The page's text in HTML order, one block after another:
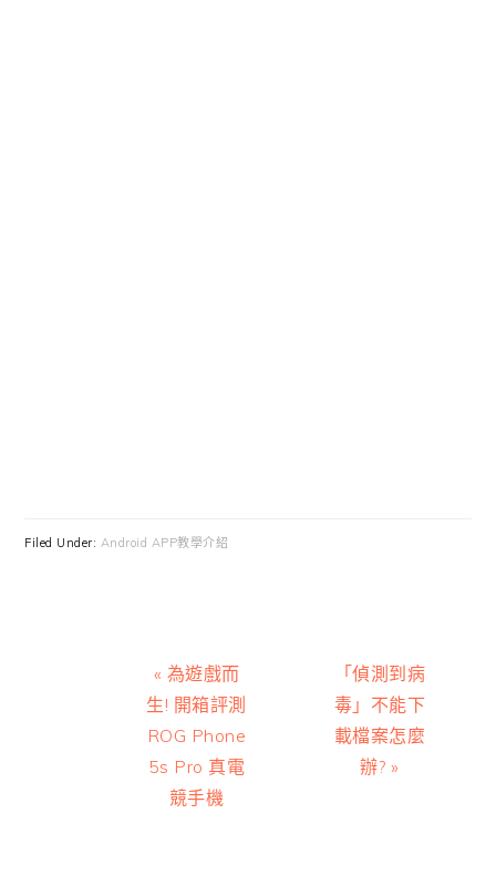
Filed Under: Android APP教學介紹
Previous
Post:
« 為遊戲而
生! 開箱評測
ROG Phone
5s Pro 真電
競手機
Next
Post:
「偵測到病
毒」不能下
載檔案怎麼
辦? »